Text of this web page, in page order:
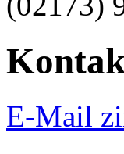
E-Mail